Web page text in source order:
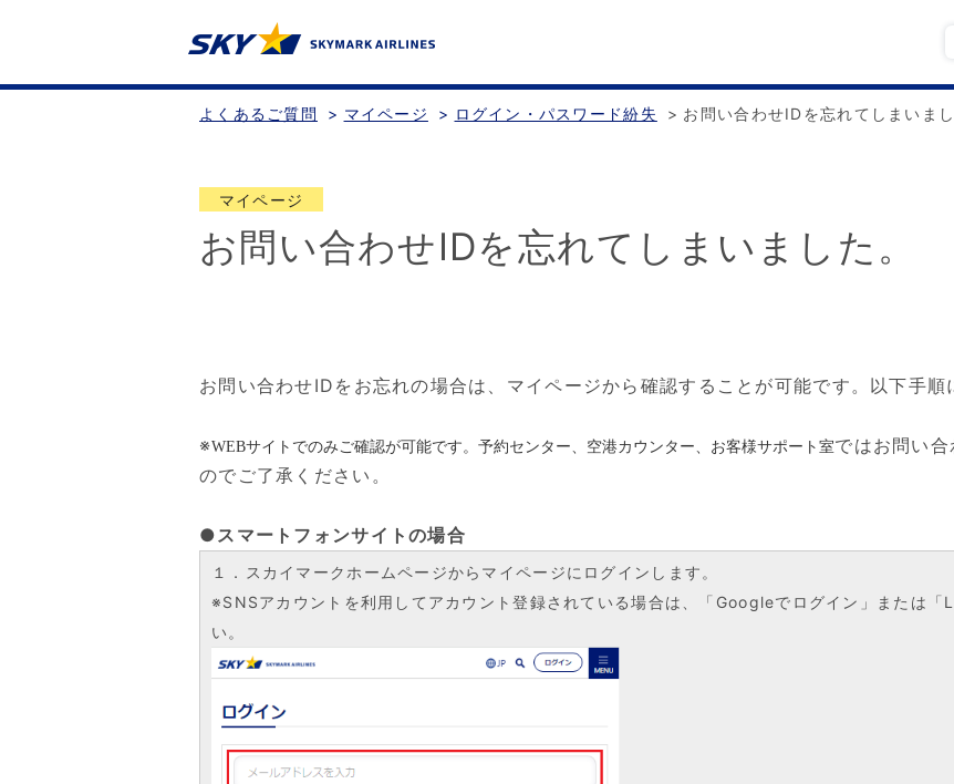
よくあるご質問 > マイページ > ログイン・パスワード紛失 > お問い合わせIDを忘れてしまいまし
マイページ
お問い合わせIDを忘れてしまいました。
お問い合わせIDをお忘れの場合は、マイページから確認することが可能です。以下手順
※WEBサイトでのみご確認が可能です。予約センター、空港カウンター、お客様サポート室ではお問い
のでご了承ください。
●スマートフォンサイトの場合
１．スカイマークホームページからマイページにログインします。
※SNSアカウントを利用してアカウント登録されている場合は、「Googleでログイン」または「
い。